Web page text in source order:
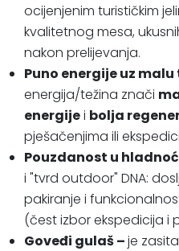
ocijenjenim turističkim
kvalitetnog mesa,
nakon prelijevanja.
Puno energije uz malu
energija/težina znači
energijei bolja
pješačenjima ili
Pouzdanost u
i "tvrd outdoor" DNA:
pakiranje i
(čest izbor ekspedicija i
Goveđi gulaš –je